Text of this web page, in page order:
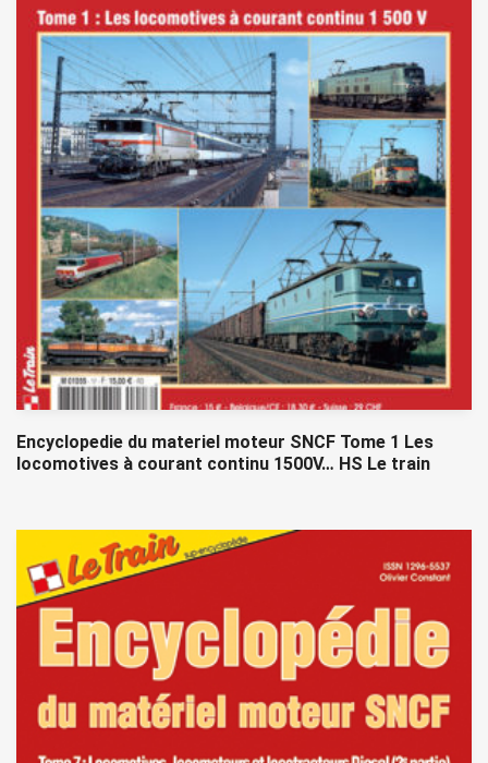
Encyclopedie du materiel moteur SNCF Tome 1 Les
locomotives à courant continu 1500V… HS Le train